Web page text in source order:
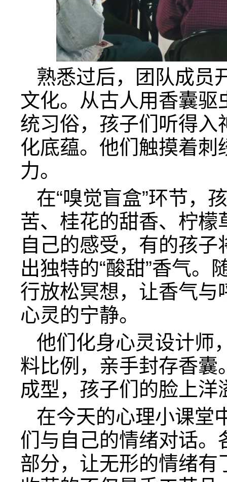
熟悉过后，团队成员
文化。从古人用香囊
统习俗，孩子们听得入
化底蕴。他们触摸着
力。
在“嗅觉盲盒”环节，
苦、桂花的甜香、柠
自己的感受，有的孩
出独特的“酸甜”香气。
行放松冥想，让香气与
心灵的宁静。
他们化身心灵设计师
料比例，亲手封存香囊
成型，孩子们的脸上洋
在今天的心理小课堂
们与自己的情绪对话。
部分，让无形的情绪